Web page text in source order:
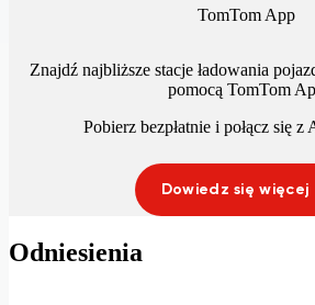
TomTom App
Znajdź najbliższe stacje ładowania
pomocą TomTom
Pobierz bezpłatnie i połącz się z
Dowiedz się więcej
Odniesienia